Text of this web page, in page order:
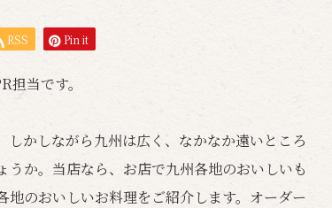
RSS Pin it
担当です。
かしながら九州は広く、なかなか遠いところ
か。当店なら、お店で九州各地のおいしいも
のおいしいお料理をご紹介します。オーダー